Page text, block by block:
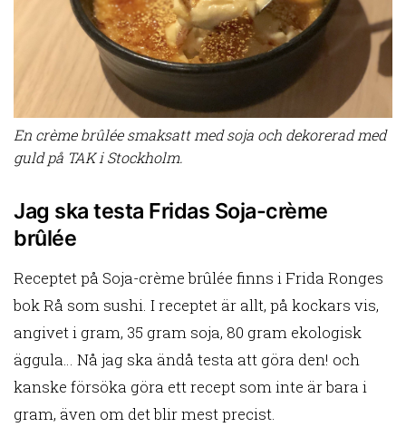
En crème brûlée smaksatt med soja och dekorerad med
guld på TAK i Stockholm.
Jag ska testa Fridas Soja-crème
brûlée
Receptet på Soja-crème brûlée finns i Frida Ronges
bok Rå som sushi. I receptet är allt, på kockars vis,
angivet i gram, 35 gram soja, 80 gram ekologisk
äggula… Nå jag ska ändå testa att göra den! och
kanske försöka göra ett recept som inte är bara i
gram, även om det blir mest precist.